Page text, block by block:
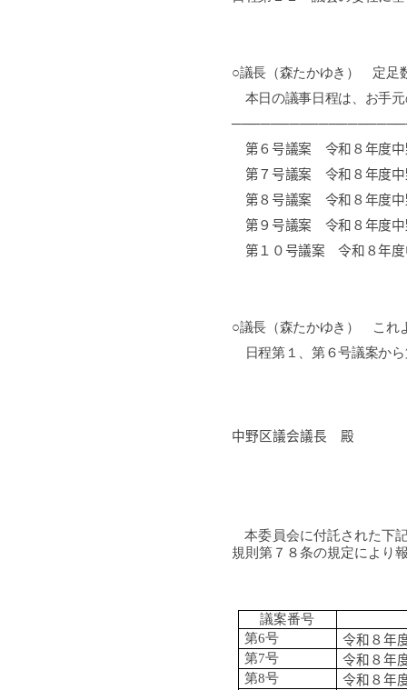
○議長（森たかゆき）
定足
本日の議事日程は、お手元
第６号議案 令和８年度中
第７号議案 令和８年度中
第８号議案 令和８年度中
第９号議案 令和８年度中
第１０号議案 令和８年度
○議長（森たかゆき） これ
日程第１、第６号議案から
中野区議会議長 殿
本委員会に付託された下
規則第７８条の規定により
議案番号
第6号
令和８年
第7号
令和８年
第8号
令和８年